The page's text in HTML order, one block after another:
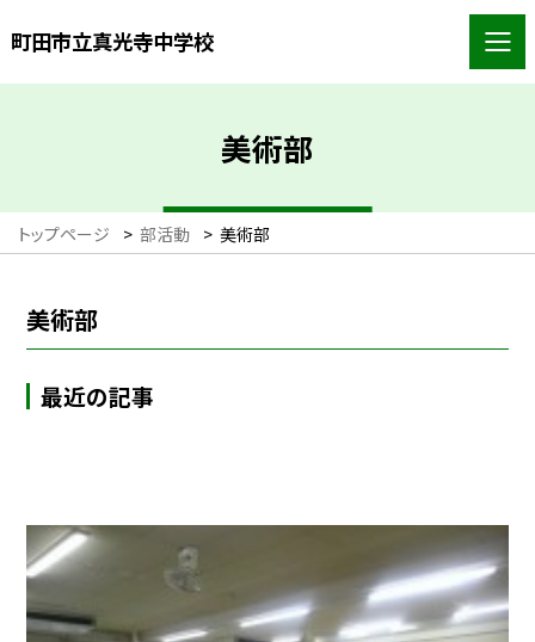
町田市立真光寺中学校
美術部
トップページ > 部活動 > 美術部
美術部
最近の記事